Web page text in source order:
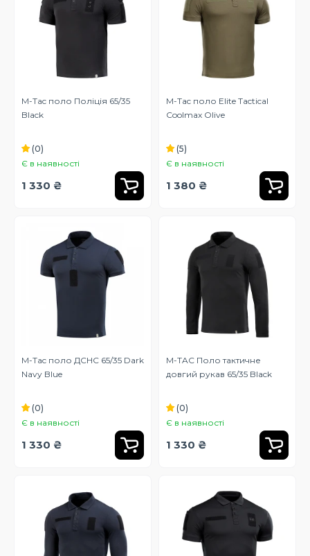
M-Tac поло Поліція 65/35
Black
(0)
Є в наявності
1 330 ₴
M-Tac поло Elite Tactical
Coolmax Olive
(5)
Є в наявності
1 380 ₴
M-Tac поло ДСНС 65/35 Dark
Navy Blue
(0)
Є в наявності
1 330 ₴
M-TAC Поло тактичне
довгий рукав 65/35 Black
(0)
Є в наявності
1 330 ₴